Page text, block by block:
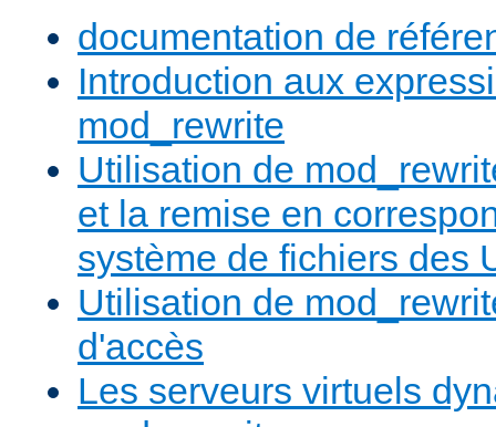
documentation de
Introduction aux
mod_rewrite
Utilisation de
et la remise en
système de fichiers des
Utilisation de
d'accès
Les serveurs virtuels